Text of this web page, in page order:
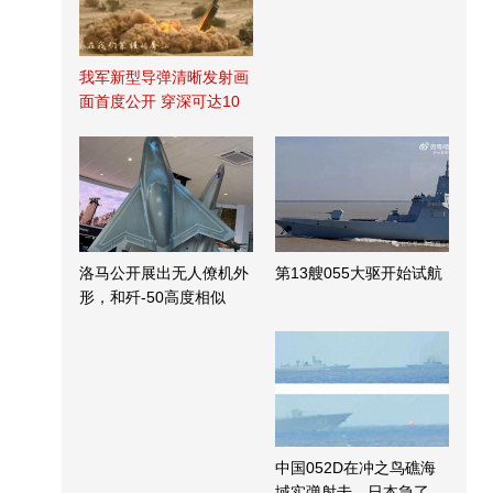
我军新型导弹清晰发射画
面首度公开 穿深可达10
洛马公开展出无人僚机外
形，和歼-50高度相似
第13艘055大驱开始试航
中国052D在冲之鸟礁海